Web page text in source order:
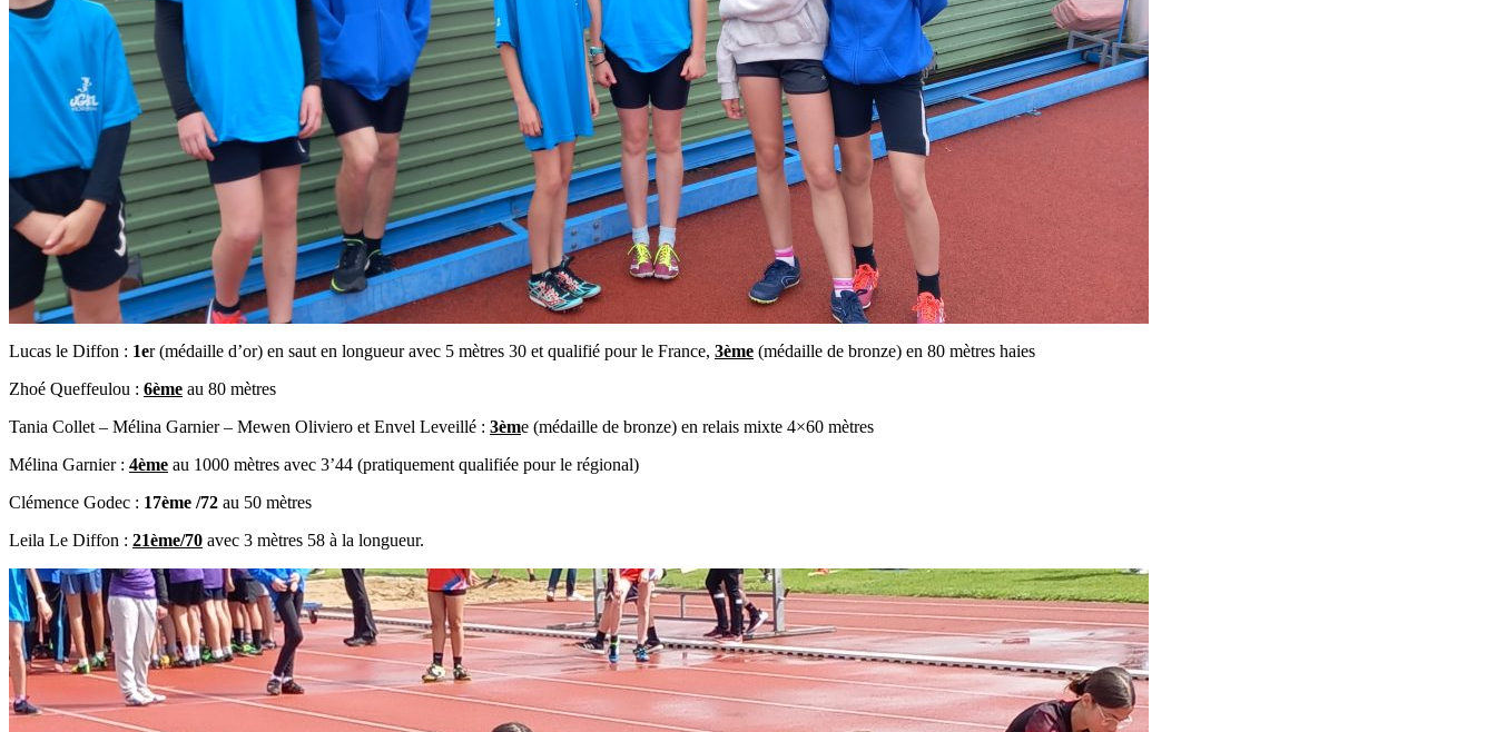
Lucas le Diffon : 1er (médaille d’or) en saut en longueur avec 5 mètres 30 et qualifié pour le France, 3ème (médaille de bronze) en 80 mètres haies
Zhoé Queffeulou : 6ème au 80 mètres
Tania Collet – Mélina Garnier – Mewen Oliviero et Envel Leveillé : 3ème (médaille de bronze) en relais mixte 4×60 mètres
Mélina Garnier : 4ème au 1000 mètres avec 3’44 (pratiquement qualifiée pour le régional)
Clémence Godec : 17ème /72 au 50 mètres
Leila Le Diffon : 21ème/70 avec 3 mètres 58 à la longueur.